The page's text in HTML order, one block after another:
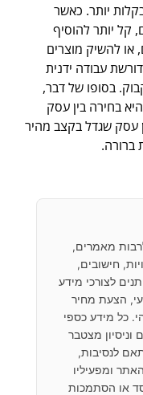
יותר. כאשר
קל יותר להוסיף
או להשיק מוצרים
עבודה ידנית
בסופו של דבר,
בחירה בין עסק
עסק שגדל בקצב מהיר
ברורה.
מאמרים,
חישובים,
לצורכי מידע
הצעת מחיר
כל מידע כספי
וניסיון מצטבר
לנסיבות,
ומפעיליו
או הסתמכות